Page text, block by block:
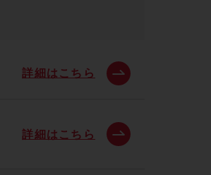
詳細はこちら
詳細はこちら